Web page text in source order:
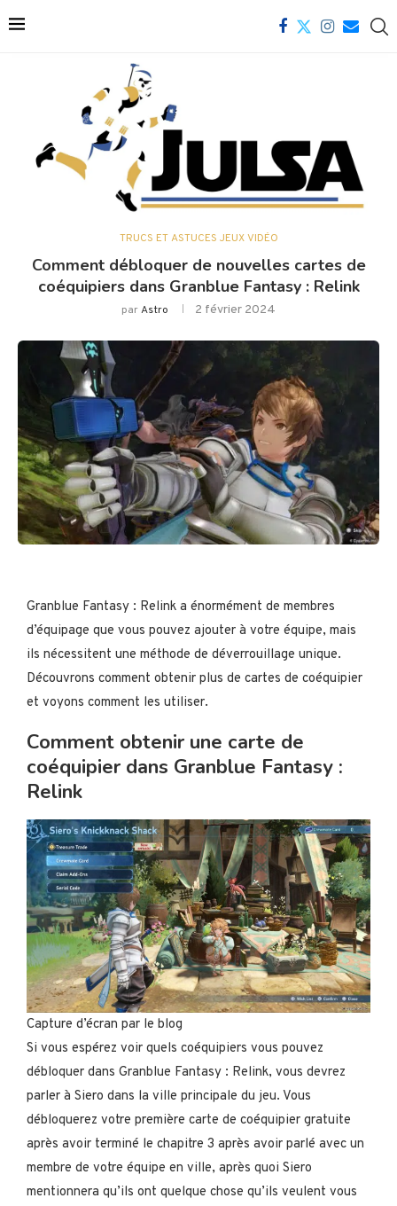
TRUCS ET ASTUCES JEUX VIDÉO
Comment débloquer de nouvelles cartes de
coéquipiers dans Granblue Fantasy : Relink
parAstro 2 février 2024
Granblue Fantasy : Relink a énormément de membres
d’équipage que vous pouvez ajouter à votre équipe, mais
ils nécessitent une méthode de déverrouillage unique.
Découvrons comment obtenir plus de cartes de coéquipier
et voyons comment les utiliser.
Comment obtenir une carte de
coéquipier dans Granblue Fantasy :
Relink
Capture d’écran par le blog
Si vous espérez voir quels coéquipiers vous pouvez
débloquer dans Granblue Fantasy : Relink, vous devrez
parler à Siero dans la ville principale du jeu. Vous
débloquerez votre première carte de coéquipier gratuite
après avoir terminé le chapitre 3 après avoir parlé avec un
membre de votre équipe en ville, après quoi Siero
mentionnera qu’ils ont quelque chose qu’ils veulent vous